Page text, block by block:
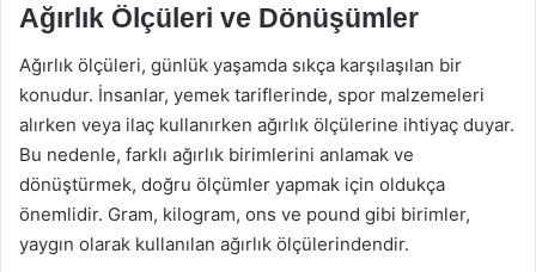
Ağırlık Ölçüleri ve Dönüşümler
Ağırlık ölçüleri, günlük yaşamda sıkça karşılaşılan bir
konudur. İnsanlar, yemek tariflerinde, spor malzemeleri
alırken veya ilaç kullanırken ağırlık ölçülerine ihtiyaç duyar.
Bu nedenle, farklı ağırlık birimlerini anlamak ve
dönüştürmek, doğru ölçümler yapmak için oldukça
önemlidir. Gram, kilogram, ons ve pound gibi birimler,
yaygın olarak kullanılan ağırlık ölçülerindendir.